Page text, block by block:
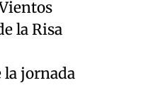
la Risa
jornada